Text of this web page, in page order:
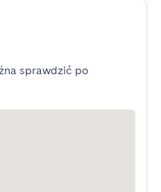
sprawdzić po